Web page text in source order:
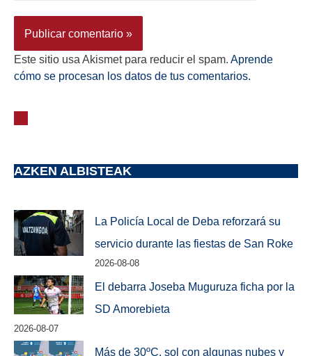
Este sitio usa Akismet para reducir el spam. Aprende
cómo se procesan los datos de tus comentarios.
AZKEN ALBISTEAK
La Policía Local de Deba reforzará su
servicio durante las fiestas de San Roke
2026-08-08
El debarra Joseba Muguruza ficha por la
SD Amorebieta
2026-08-07
Más de 30ºC, sol con algunas nubes y